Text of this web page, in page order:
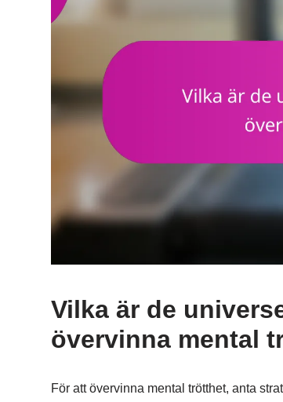
Vilka är de
övervinna mental
För att övervinna mental trötthet, anta